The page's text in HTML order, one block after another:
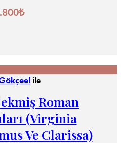
₺
ile
Roman
(Virginia
Ve Clarissa)